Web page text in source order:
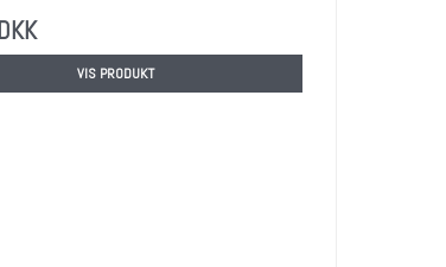
VIS PRODUKT